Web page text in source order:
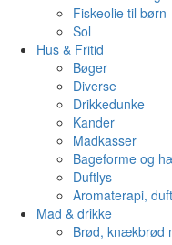
Fiskeolie til børn
Sol
Hus & Fritid
Bøger
Diverse
Drikkedunke
Kander
Madkasser
Bageforme og
Duftlys
Aromaterapi,
Mad & drikke
Brød, knækbrød